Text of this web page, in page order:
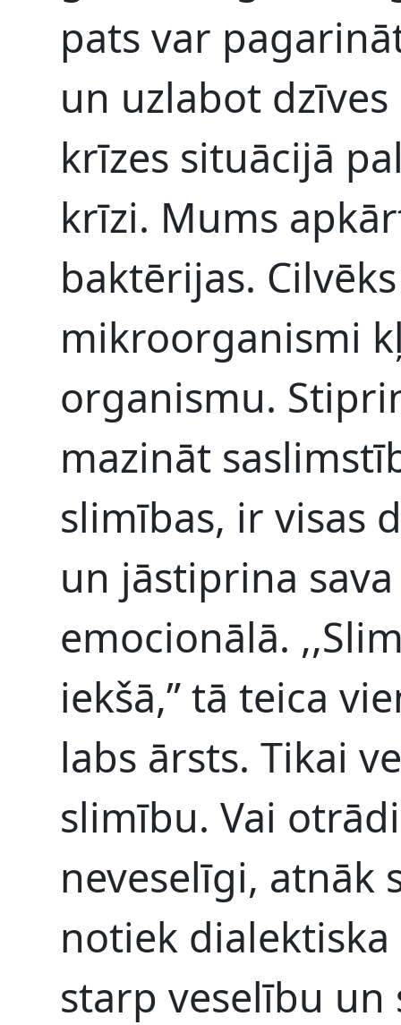
pats var
un uzlabot
krīzes situācijā
krīzi. Mums
baktērijas.
mikroorganismi
organismu.
mazināt
slimības, ir visas
un jāstiprina
emocionālā.
iekšā,” tā teica
labs ārsts. Tikai
slimību. Vai
neveselīgi, atnāk
notiek
starp veselību un